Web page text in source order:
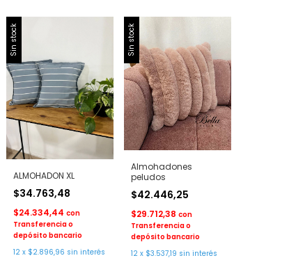
Sin stock
ALMOHADON XL
$34.763,48
$24.334,44 con
Transferencia o
depósito bancario
12 x $2.896,96 sin interés
Sin stock
Almohadones
peludos
$42.446,25
$29.712,38 con
Transferencia o
depósito bancario
12 x $3.537,19 sin interés